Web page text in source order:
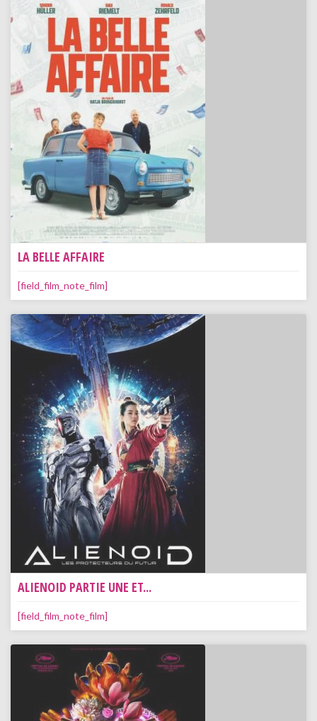
LA BELLE AFFAIRE
[field_film_note_film]
ALIENOID PARTIE UNE ET...
[field_film_note_film]